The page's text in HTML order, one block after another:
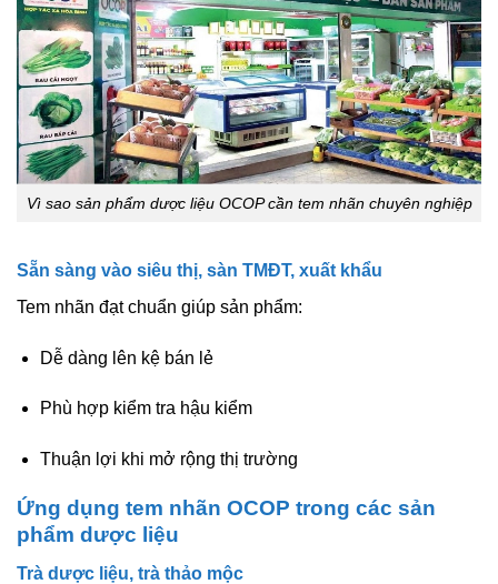
Vì sao sản phẩm dược liệu OCOP cần tem nhãn chuyên nghiệp
Sẵn sàng vào siêu thị, sàn TMĐT, xuất khẩu
Tem nhãn đạt chuẩn giúp sản phẩm:
Dễ dàng lên kệ bán lẻ
Phù hợp kiểm tra hậu kiểm
Thuận lợi khi mở rộng thị trường
Ứng dụng tem nhãn OCOP trong các sản
phẩm dược liệu
Trà dược liệu, trà thảo mộc